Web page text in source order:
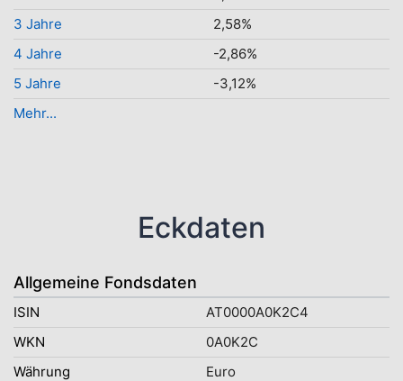
3 Jahre
2,58%
4 Jahre
-2,86%
5 Jahre
-3,12%
Mehr...
Eckdaten
Allgemeine Fondsdaten
ISIN
AT0000A0K2C4
WKN
0A0K2C
Währung
Euro